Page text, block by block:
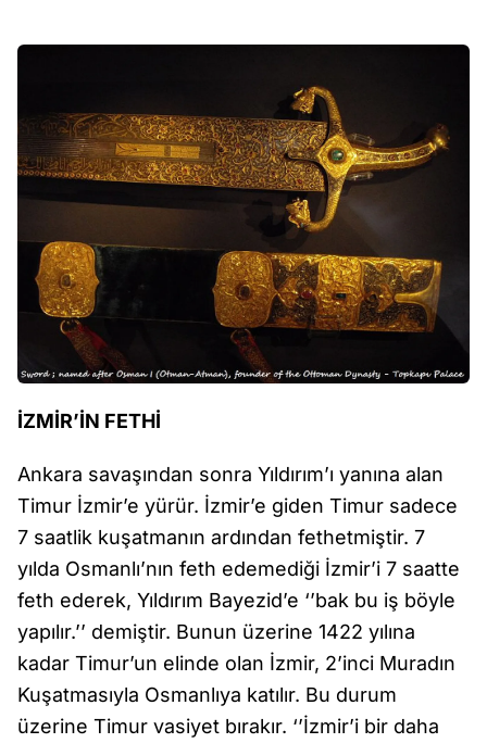
İZMİR’İN FETHİ
Ankara savaşından sonra Yıldırım’ı yanına alan
Timur İzmir’e yürür. İzmir’e giden Timur sadece
7 saatlik kuşatmanın ardından fethetmiştir. 7
yılda Osmanlı’nın feth edemediği İzmir’i 7 saatte
feth ederek, Yıldırım Bayezid’e ‘’bak bu iş böyle
yapılır.’’ demiştir. Bunun üzerine 1422 yılına
kadar Timur’un elinde olan İzmir, 2’inci Muradın
Kuşatmasıyla Osmanlıya katılır. Bu durum
üzerine Timur vasiyet bırakır. ‘’İzmir’i bir daha